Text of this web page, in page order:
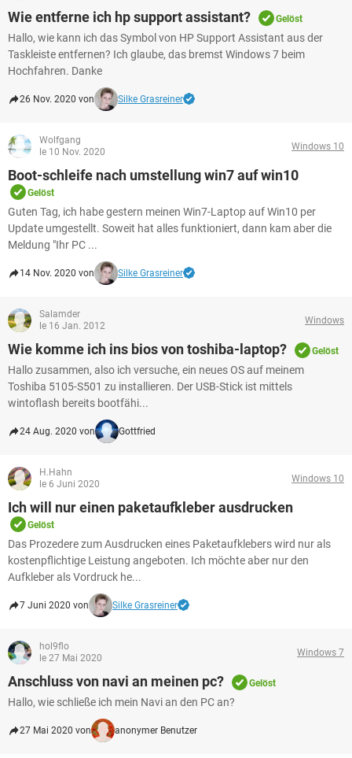
Wie entferne ich hp support assistant? Gelöst
Hallo, wie kann ich das Symbol von HP Support Assistant aus der
Taskleiste entfernen? Ich glaube, das bremst Windows 7 beim
Hochfahren. Danke
26 Nov. 2020 von Silke Grasreiner
Wolfgang
le 10 Nov. 2020
Windows 10
Boot-schleife nach umstellung win7 auf win10
Gelöst
Guten Tag, ich habe gestern meinen Win7-Laptop auf Win10 per
Update umgestellt. Soweit hat alles funktioniert, dann kam aber die
Meldung "Ihr PC ...
14 Nov. 2020 von Silke Grasreiner
Salamder
le 16 Jan. 2012
Windows
Wie komme ich ins bios von toshiba-laptop? Gelöst
Hallo zusammen, also ich versuche, ein neues OS auf meinem
Toshiba 5105-S501 zu installieren. Der USB-Stick ist mittels
wintoflash bereits bootfähi...
24 Aug. 2020 von Gottfried
H.Hahn
le 6 Juni 2020
Windows 10
Ich will nur einen paketaufkleber ausdrucken
Gelöst
Das Prozedere zum Ausdrucken eines Paketaufklebers wird nur als
kostenpflichtige Leistung angeboten. Ich möchte aber nur den
Aufkleber als Vordruck he...
7 Juni 2020 von Silke Grasreiner
hol9flo
le 27 Mai 2020
Windows 7
Anschluss von navi an meinen pc? Gelöst
Hallo, wie schließe ich mein Navi an den PC an?
27 Mai 2020 von anonymer Benutzer